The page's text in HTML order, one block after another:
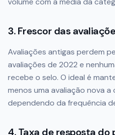
3. Frescor das
Avaliações antigas perdem
avaliações de 2022 e
recebe o selo. O ideal é
menos uma avaliação nova a
dependendo da frequência
4. Taxa de resposta do